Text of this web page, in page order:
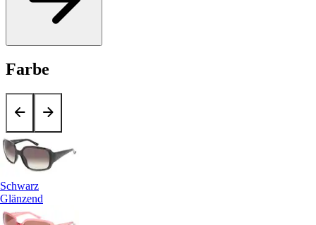
Farbe
Schwarz
Glänzend